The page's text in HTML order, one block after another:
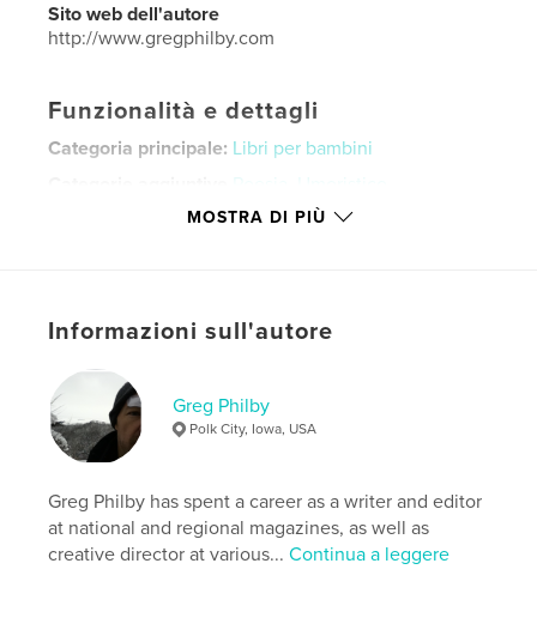
Sito web dell'autore
http://www.gregphilby.com
Funzionalità e dettagli
Categoria principale: Libri per bambini
Poesia
Formato del progetto:15×23 cm
Data di pubblicazione:ott 01, 2025
LinguaEnglish
Parole chiave
read-aloud
young children
MOSTRA DI PIÙ
Informazioni sull'autore
Greg Philby
Polk City, Iowa, USA
Greg Philby has spent a career as a writer and editor
at national and regional magazines, as well as
creative director at various...Continua a leggere